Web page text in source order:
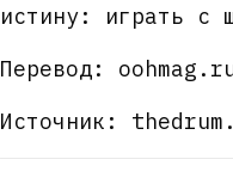
истину: играть с
Перевод:
Источник: